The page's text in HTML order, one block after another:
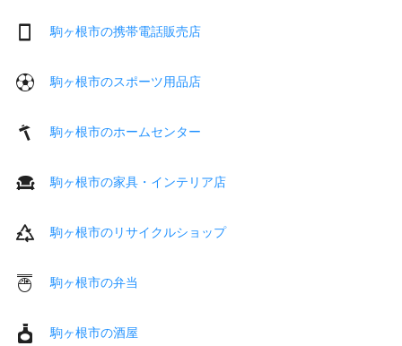
駒ヶ根市の携帯電話販売店
駒ヶ根市のスポーツ用品店
駒ヶ根市のホームセンター
駒ヶ根市の家具・インテリア店
駒ヶ根市のリサイクルショップ
駒ヶ根市の弁当
駒ヶ根市の酒屋